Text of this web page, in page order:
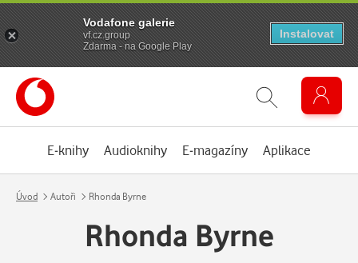
E-knihy Audioknihy E-magazíny Aplikace
Úvod Autoři Rhonda Byrne
Rhonda Byrne
Vodafone galerie
vf.cz.group
Zdarma - na Google Play
Instalovat